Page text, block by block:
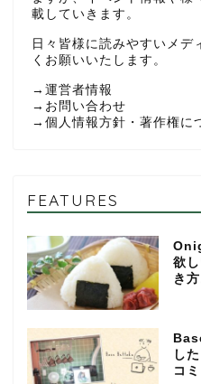
載していきます。
日々皆様に読みやすいメデ
くお願いいたします。
→ 運営者情報
→ お問い合わせ
→ 個人情報方針・著作権に
FEATURES
欲
き
し
コ